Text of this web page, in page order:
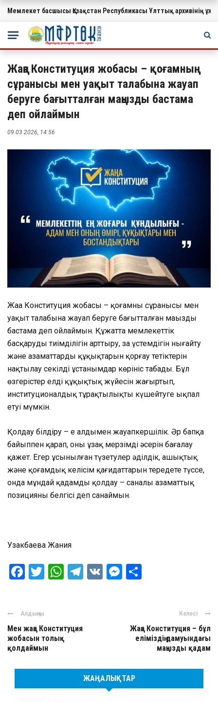
МАҢЫЗДЫ
Мемлекет басшысы Қазақстан Республикасы Ұлттық
Жаңа Конституция жобасы – қоғамның
сұранысы мен уақыт талабына жауап
беруге бағытталған маңызды бастама
деп ойлаймын
09.03.2026, 14:56
Жаңа Конституция жобасы – қоғамның сұранысы мен
уақыт талабына жауап беруге бағытталған маңызды
бастама деп ойлаймын. Құжатта мемлекеттік
басқарудың тиімділігін арттыру, заң үстемдігін нығайту
және азаматтардың құқықтарын қорғау тетіктерін
нақтылау секілді ұстанымдар көрініс табады. Бұл
өзгерістер елдің құқықтық жүйесін жаңғыртып,
институционалдық тұрақтылықты күшейтуге ықпал
етуі мүмкін.
Қолдау білдіру – ең алдымен жауапкершілік. Әр бапқа
байыппен қарап, оның ұзақ мерзімді әсерін бағалау
қажет. Егер ұсынылған түзетулер әділдік, ашықтық
және қоғамдық келісім қағидаттарын тереңдете түссе,
онда мұндай қадамды қолдау – саналы азаматтық
позицияның белгісі деп санаймын.
Узакбаева Жания
Facebook
Twitter
WhatsApp
Telegram
VK Messenger
Алдыңғы
Мен жаңа Конституция
жобасын толық
қолдаймын
Келесі
Жаңа Конституция – бұл
еліміздің дамуындағы
маңызды қадам
ЖАҢАЛЫҚТАР